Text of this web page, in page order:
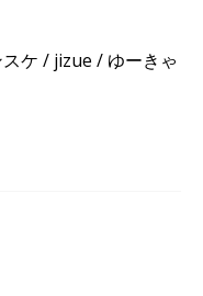
ケ / jizue / ゆーきゃ